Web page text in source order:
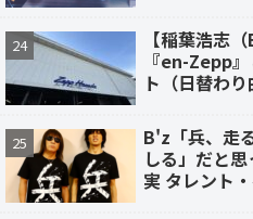
【稲葉浩志
『en-Zepp
ト（日替わり
B'z「兵、走
しる」だと
実 タレント